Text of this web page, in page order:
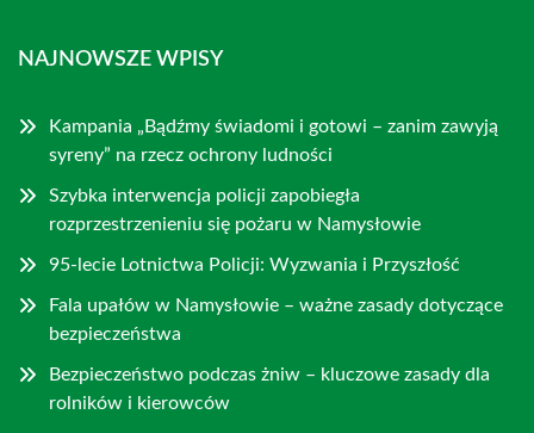
NAJNOWSZE WPISY
Kampania „Bądźmy świadomi i gotowi – zanim zawyją
syreny” na rzecz ochrony ludności
Szybka interwencja policji zapobiegła
rozprzestrzenieniu się pożaru w Namysłowie
95-lecie Lotnictwa Policji: Wyzwania i Przyszłość
Fala upałów w Namysłowie – ważne zasady dotyczące
bezpieczeństwa
Bezpieczeństwo podczas żniw – kluczowe zasady dla
rolników i kierowców